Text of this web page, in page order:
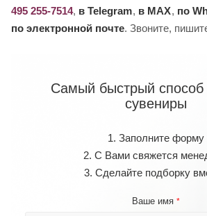
495 255-7514, в Telegram, в MAX, по
по электронной почте. Звоните,
Самый быстрый способ
сувениры
1. Заполните форму
2. С Вами свяжется
3. Сделайте подборку
Ваше имя *